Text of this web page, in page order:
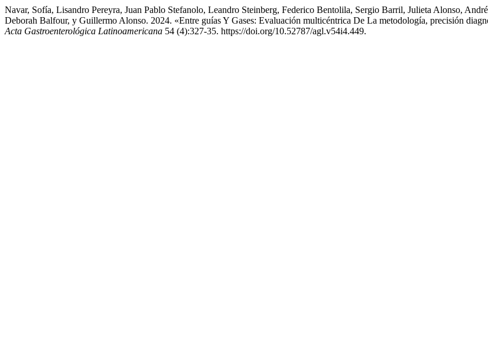
Navar, Sofía, Lisandro Pereyra, Juan Pablo Stefanolo, Leandro Steinberg, Federico Bentolila, Sergio Barril, Julieta Alonso,
Deborah Balfour, y Guillermo Alonso. 2024. «Entre guías Y Gases: Evaluación multicéntrica De La metodología, precisión
Acta Gastroenterológica Latinoamericana 54 (4):327-35. https://doi.org/10.52787/agl.v54i4.449.